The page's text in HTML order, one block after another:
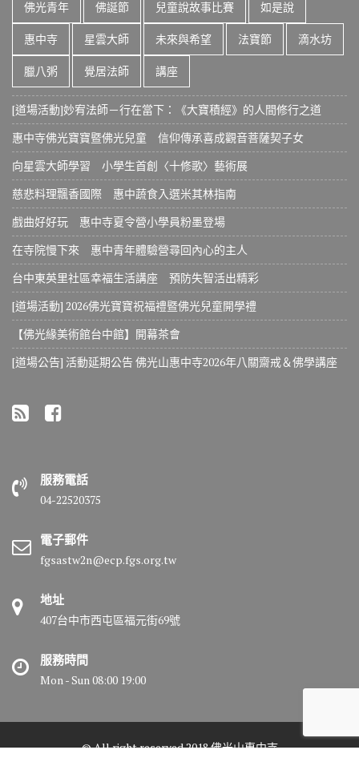
佛光青年 佛誕節 兒童說故事比賽 如是說
惠中寺 星雲大師 未來與希望 法寶節 滴水坊
臘八粥 覺居法師 講座
[道場活動]妙宥法師－行在當下：《大寶積經》的人間修行之道
惠中寺佛光寶寶暨佛光兒童 信仰傳承喜成觀音菩薩契子女
向星雲大師學習 小學生首創〈十修歌〉藝術展
慈悲料理飄香國際 惠中蔬食入選米其林指南
戲曲好好玩 惠中寺夏令營小學員粉墨登場
在寺院慢下來 惠中青年體驗營尋回內心的主人
台中東英里社區幸福生活講座 預防失智活出精彩
[道場活動] 2026佛光寶寶祝福禮暨佛光兒童開學禮
【佛光緣美術館台中館】開幕茶會
[道場公告] 活動延期公告 佛光山惠中寺2026年八關齋戒＆佛學講座
服務電話
04-22520375
電子郵件
fgsastw2n@ecp.fgs.org.tw
地址
407台中市西屯區福元街69號
服務時間
Mon - Sun 08:00 19:00
© All right reserved 2018 佛光山惠中寺